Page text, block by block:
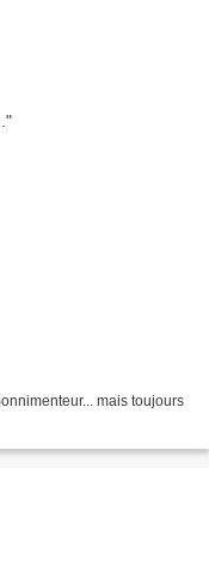
mais toujours